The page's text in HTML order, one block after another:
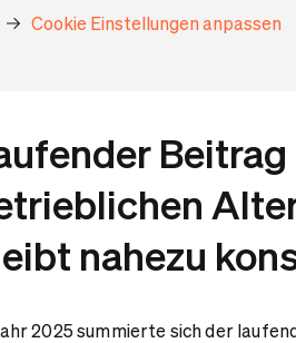
Cookie Einstellungen anpassen
nahezu
2025 summierte sich der